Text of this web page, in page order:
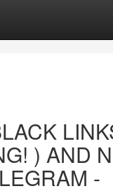
) AND
-